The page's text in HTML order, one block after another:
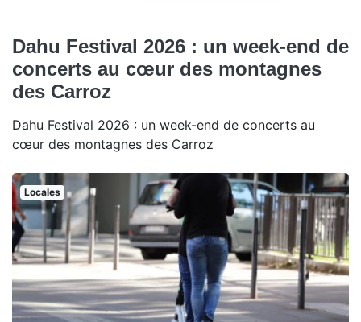
Dahu Festival 2026 : un week-end de
concerts au cœur des montagnes
des Carroz
Dahu Festival 2026 : un week-end de concerts au
cœur des montagnes des Carroz
Locales